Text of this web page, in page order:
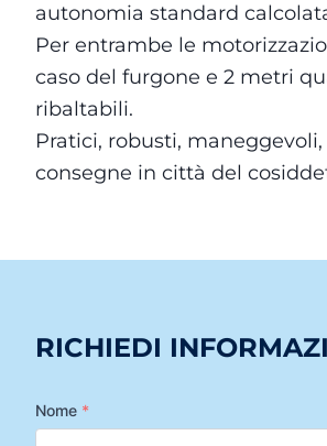
autonomia standard
Per entrambe le
caso del furgone e 2 metri
ribaltabili.
Pratici, robusti,
consegne in città del
RICHIEDI
Nome *